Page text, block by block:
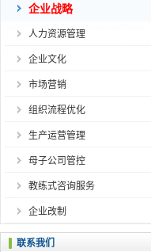
企业战略
人力资源管理
企业文化
市场营销
组织流程优化
生产运营管理
母子公司管控
教练式咨询服务
企业改制
联系我们